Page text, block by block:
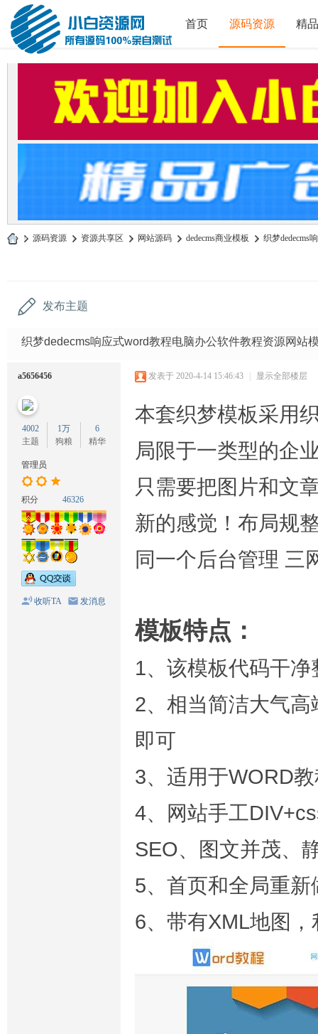
首页 源码资源 精
» 源码资源 › 资源共享区 › 网站源码 › dedecms商业模板 › 织梦dedecms
发布主题
织梦dedecms响应式word教程电脑办公软件教程资源网站
a5656456
4002
主题
1万
狗粮
6
精华
管理员
积分 46326
收听TA 发消息
发表于 2020-4-14 15:46:43 | 显示全部楼层
本套织梦模板采用
局限于一类型的企
只需要把图片和文
新的感觉！布局规
同一个后台管理 三
模板特点：
1、该模板代码干净
2、相当简洁大气
即可
3、适用于WORD
4、网站手工
SEO、图文并茂、
5、首页和全局重
6、带有XML地图